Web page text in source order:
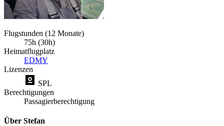
Flugstunden (12 Monate)
75h (30h)
Heimatflugplatz
EDMY
Lizenzen
SPL
Berechtigungen
Passagierberechtigung
Über Stefan